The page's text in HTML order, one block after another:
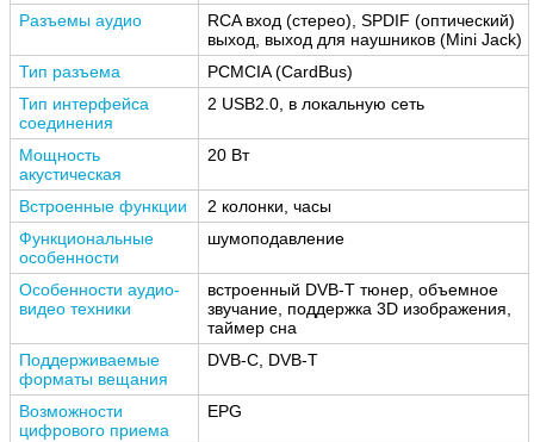
Разъемы аудио
RCA вход (стерео), SPDIF (оптический)
выход, выход для наушников (Mini Jack)
Тип разъема
PCMCIA (CardBus)
Тип интерфейса
соединения
2 USB2.0, в локальную сеть
Мощность
акустическая
20 Вт
Встроенные функции
2 колонки, часы
Функциональные
особенности
шумоподавление
Особенности аудио-
видео техники
встроенный DVB-T тюнер, объемное
звучание, поддержка 3D изображения,
таймер сна
Поддерживаемые
форматы вещания
DVB-C, DVB-T
Возможности
цифрового приема
EPG